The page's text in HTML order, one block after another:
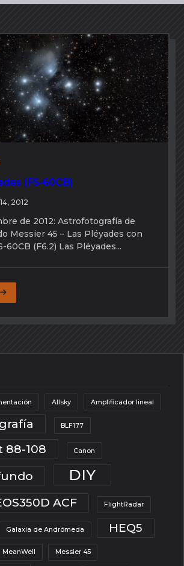
(FS-60CB)
2012
de 2012: Astrofotografía de
Messier 45 – Las Pléyades con
60CB (F6.2) Las Pléyades...
Allsky Amplificador lineal
BLF177
88-108 Canon
DIY
ACF FlightRadar
Galaxia de Andrómeda HEQ5
MeanWell Messier 45